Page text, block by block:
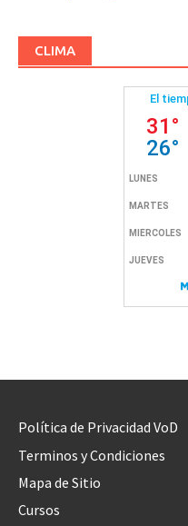
CLIMA
Política de Privacidad VoD
Terminos y Condiciones
Mapa de Sitio
Cursos